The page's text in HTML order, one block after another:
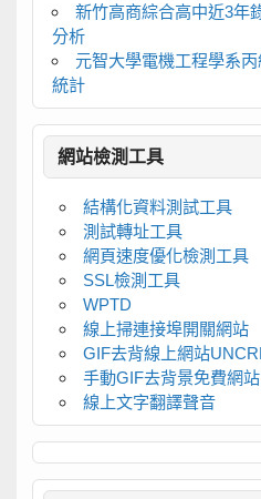
新竹高商綜合高中近3年
分析
元智大學電機工程學系
統計
網站檢測工具
結構化資料測試工具
測試轉址工具
網頁速度優化檢測工具
SSL檢測工具
WPTD
線上掃連接埠開關網站
GIF去背線上網站
手動GIF去背景免費網站
線上文字翻譯聲音